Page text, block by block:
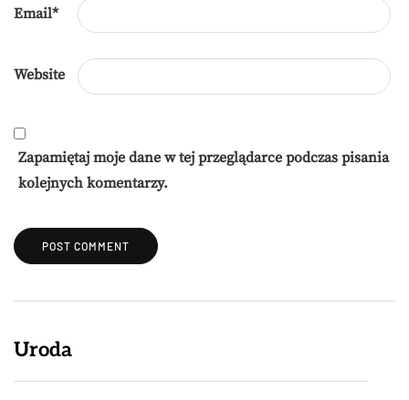
Email*
Website
Zapamiętaj moje dane w tej przeglądarce podczas pisania
kolejnych komentarzy.
Uroda